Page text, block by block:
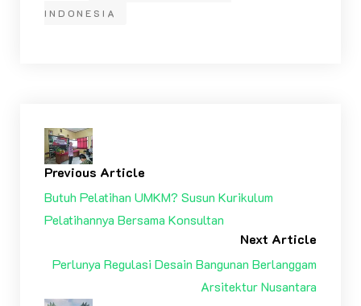
INDONESIA
Previous Article
Butuh Pelatihan UMKM? Susun Kurikulum
Pelatihannya Bersama Konsultan
Next Article
Perlunya Regulasi Desain Bangunan Berlanggam
Arsitektur Nusantara